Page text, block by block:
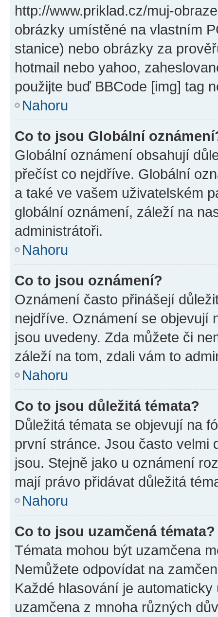
http://www.priklad.cz/muj-
obrázky umístěné na vlastním
stanice) nebo obrázky za
hotmail nebo yahoo,
použijte buď BBCode [img] tag
Nahoru
Co to jsou Globální
Globální oznámení obsahují
přečíst co nejdříve. Globální
a také ve vašem uživatelském
globální oznámení, záleží na
administrátoři.
Nahoru
Co to jsou oznámení?
Oznámení často přinášejí
nejdříve. Oznámení se objevují
jsou uvedeny. Zda můžete či
záleží na tom, zdali vám to
Nahoru
Co to jsou důležitá témata?
Důležitá témata se objevují na
první stránce. Jsou často velmi
jsou. Stejně jako u oznámení
mají právo přidávat důležitá
Nahoru
Co to jsou uzamčená témata?
Témata mohou být uzamčena
Nemůžete odpovídat na
Každé hlasování je
uzamčena z mnoha různých